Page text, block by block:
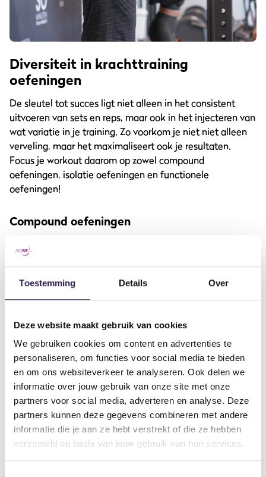
Toestemming Details Over
Deze website maakt gebruik van cookies
We gebruiken cookies om content en advertenties te
personaliseren, om functies voor social media te bieden
en om ons websiteverkeer te analyseren. Ook delen we
informatie over jouw gebruik van onze site met onze
partners voor social media, adverteren en analyse. Deze
partners kunnen deze gegevens combineren met andere
informatie die je aan ze hebt verstrekt of die ze hebben
verzameld op basis van jouw gebruik van hun services.
Diversiteit in krachttraining
oefeningen
De sleutel tot succes ligt niet alleen in het consistent
uitvoeren van sets en reps, maar ook in het injecteren van
wat variatie in je training. Zo voorkom je niet niet alleen
verveling, maar het maximaliseert ook je resultaten.
Focus je workout daarom op zowel compound
oefeningen, isolatie oefeningen en functionele
oefeningen!
Compound oefeningen
compound oefeningen aan je workout routine toe te
voegen. Van bijvoorbeeld deadlifts en squats tot bench
presses. Compound pakken niet alleen één spiergroep
aan, maar meerdere spiergroepen tegelijkertijd.
Lees meer over de beste compound oefeningen
en
ontdek welke spieren je tegelijk traint.
Isolatie oefeningen
Maar laten we de isolatie oefeningen ook niet vergeten.
Deze oefeningen richten zich op specifieke spiergroepen
en tillen je workout naar een hoger niveau. Het draait
allemaal om het finetunen van individuele spieren voor